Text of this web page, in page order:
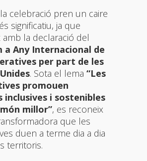
celebració pren un caire
significatiu, ja que
amb la declaració del
a Any Internacional de
per part de les
. Sota el lema “Les
promouen
inclusives i sostenibles
millor”, es reconeix
que les
duen a terme dia a dia
territoris.